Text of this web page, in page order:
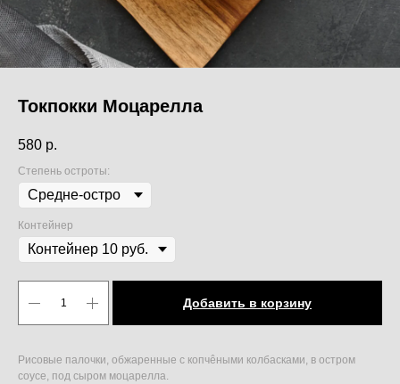
Токпокки Моцарелла
580 р.
Степень остроты:
Контейнер
Добавить в корзину
Рисовые палочки, обжаренные с копчêными колбасками, в остром
соусе, под сыром моцарелла.